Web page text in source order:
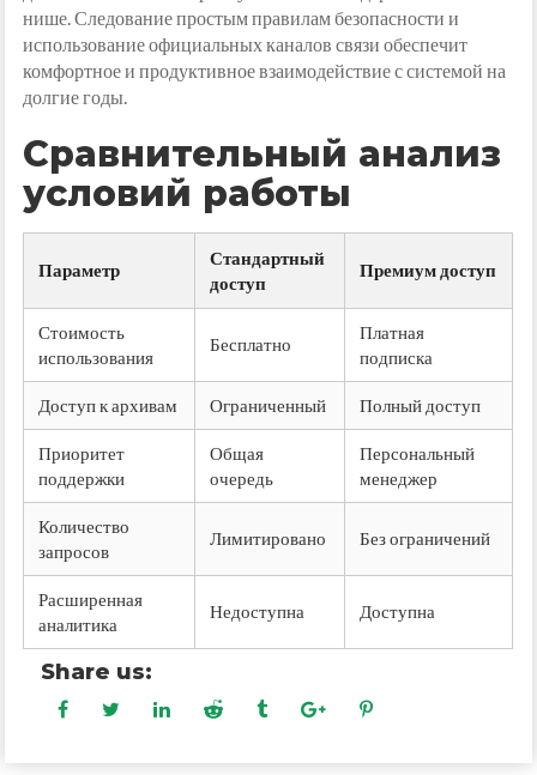
нише. Следование простым правилам безопасности и
использование официальных каналов связи обеспечит
комфортное и продуктивное взаимодействие с системой на
долгие годы.
Сравнительный анализ
условий работы
Параметр
Стандартный
доступ
Премиум доступ
Стоимость
использования
Бесплатно
Платная
подписка
Доступ к архивам Ограниченный Полный доступ
Приоритет
поддержки
Общая
очередь
Персональный
менеджер
Количество
запросов
Лимитировано Без ограничений
Расширенная
аналитика
Недоступна Доступна
Share us: